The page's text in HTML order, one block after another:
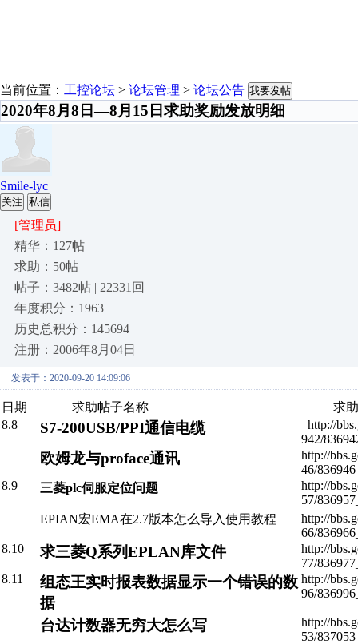
当前位置： 工控论坛 > 论坛管理 > 论坛公告 我要发帖
2020年8月8日—8月15日求助奖励发放明细
Smile-lyc
关注 私信
[管理员]
精华：127帖
求助：50帖
帖子：3482帖 | 22331回
年度积分：1963
历史总积分：145694
注册：2006年8月04日
发表于：2020-09-20 14:09:06
日期 求助帖子名称
求助
8.8
S7-200USB/PPI通信电缆
http://
942/
欧姆龙与proface通讯
http://
46/
8.9
三菱plc伺服定位问题
http://
57/
EPIAN宏EMA在2.7版本怎么导入使用教程
http://
66/
8.10
求三菱Q系列EPLAN库文件
http://
77/
8.11
组态王实时报表数据显示一个错误的数
据
http://
96/
台达计数器无穷大怎么写
http://
53/